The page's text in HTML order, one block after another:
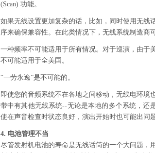
(Scan) 功能。
如果无线设置更加复杂的话，比如，同时使用无线
序来确保兼容性。在此类情况下，无线系统制造商
一种频率不可能适用于所有情况。对于巡演，由于
不可能适用于全美国。
“一劳永逸”是不可能的。
即使您的音频系统不在各地之间移动，无线电环境
带中有其他无线系统--无论是本地的多个系统，还
使在声音检查时状态良好，演出开始时也可能出问
4. 电池管理不当
尽管发射机电池的寿命是无线话筒的一个大问题